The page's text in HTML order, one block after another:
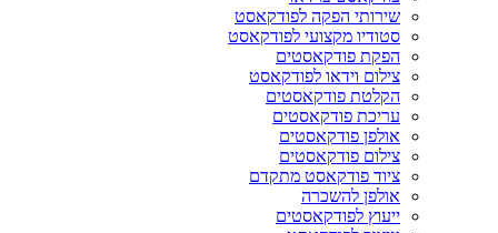
שירותי הפקה לפודקאסט
סטודיו מקצועי לפודקאסט
הפקת פודקאסטים
צילום וידאו לפודקאסט
הקלטת פודקאסטים
עריכת פודקאסטים
אולפן פודקאסטים
צילום פודקאסטים
ציוד פודקאסט מתקדם
אולפן להשכרה
ייעוץ לפודקאסטים